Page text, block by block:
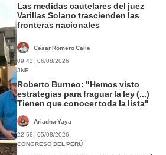
Las medidas cautelares del juez
Varillas Solano trascienden las
fronteras nacionales
César Romero Calle
09:43 | 06/08/2026
JNE
Roberto Burneo: "Hemos visto
estrategias para fraguar la ley (...)
Tienen que conocer toda la lista"
Ariadna Yaya
22:58 | 05/08/2026
CONGRESO DEL PERÚ